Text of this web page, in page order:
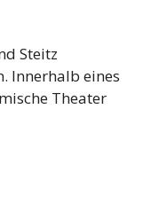
Steitz
Innerhalb eines
Theater